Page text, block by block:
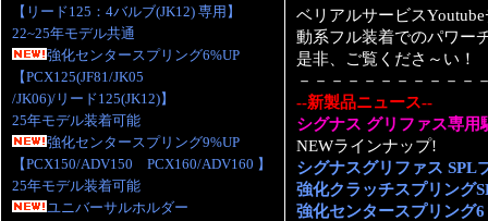
【リード125：4バルブ(JK12) 専用】
22~25年モデル共通
強化センタースプリング6%UP
【PCX125(JF81/JK05
/JK06)/リード125(JK12)】
25年モデル装着可能
強化センタースプリング9%UP
【PCX150/ADV150 PCX160/ADV160 】
25年モデル装着可能
ユニバーサルホルダー
ベリアルサービス
動系フル装着でのパワー
是非、ご覧くださ～い！
－－－－－－－－－－－
--新製品ニュース--
シグナス グリファス専用
NEWラインナップ!
シグナスグリファス SPL
強化クラッチスプリング
強化センタースプリング6